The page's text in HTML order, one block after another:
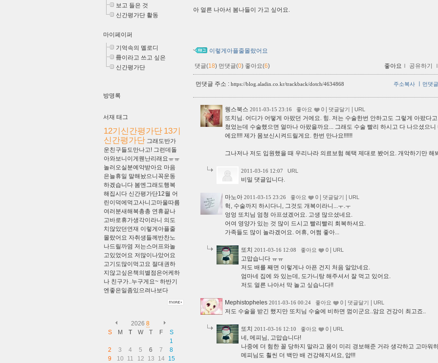
보고 들은 것
신간평가단 활동
마이페이퍼
기억속의 멜로디
冊이라고 쓰고 싶은
신간평가단
방명록
서재 태그
12기신간평가단 13기
신간평가단 그래도반가
운친구들도만나고! 그런데돌
아와보니이게웬난리래요ㅠㅠ
놀러오실분예약받아요 마음
은늘휴일 말해놨으니꼭운동
하겠습니다 봄엔그래도행복
해집시다 신간평가단12월 어
린이덕에먹고사니고마울따름
여러분새해복총총 연휴끝나
고바로휴가생각이라니 의도
치않았던연재 이렇게아플줄
몰랐어요 자취생들께반찬노
나드릴까염 저는스머프와놀
고있었어요 저많이나았어요
고기도많이먹고요 절대권하
지않고싶은책의별점은어케하
나 친구가..누구게요~ 하반기
엔좋은일좀있으려나보다
2026 8
S
M T W T F
S
1
2
3 4 5 6 7
8
9
10 11 12 13 14
15
아 얼른 나아서 봄나들이 가고 싶어요.
이렇게아플줄몰랐어요
댓글(18) 먼댓글(0) 좋아요(6) 좋아요 ｌ 공유하기 ｌ
먼댓글 주소 : https://blog.aladin.co.kr/trackback/dotch/4634868 먼댓
주소복사
웽스북스 2011-03-15 23:16 좋아요 0 댓글달기 URL
또치님. 어디가 어떻게 아팠던 거에요. 힝. 저는 수술한번 안하고도 그렇게 아팠다
쳤었는데 수술했으면 얼마나 아팠을까요... 그래도 수술 빨리 하시고 다 나으셨으니
에요!!!! 제가 몸보신시켜드릴게요. 한번 만나요!!!!!!
그나저나 저도 입원했을 때 우리나라 의료보험 혜택 제대로 봤어요. 개악하기만 해
2011-03-16 12:07 URL
비밀 댓글입니다.
마노아 2011-03-15 23:26 좋아요 0 댓글달기 URL
헉, 수술까지 하시다니, 그것도 개복이라니...ㅜ.ㅜ
엉엉 또치님 엄청 아프셨겠어요. 고생 많으셨네요.
어여 영양가 있는 것 많이 드시고 빨리빨리 회복하셔요.
가족들도 많이 놀라겠어요. 어휴, 어쩜 좋아...
또치 2011-03-16 12:08 좋아요 0 URL
고맙습니다 ㅠㅠ
저도 배를 째면 이렇게나 아픈 건지 처음 알았네요.
엄마네 집에 와 있는데, 도가니탕 해주셔서 잘 먹고 있어요.
저도 얼른 나아서 막 놀고 싶습니다!!
Mephistopheles 2011-03-16 00:24 좋아요 0 댓글달기 URL
저도 수술을 받긴 했지만 또치님 수술에 비하면 껌이군요..암요 건강이 최고죠..
또치 2011-03-16 12:10 좋아요 0 URL
네, 메피님, 고맙습니다!
나중에 더 험한 꼴 당하지 말라고 몸이 미리 경보해준 거라 생각하고 고마워
메피님도 훨씬 더 백만 배 건강해지셔요, 얍!!!